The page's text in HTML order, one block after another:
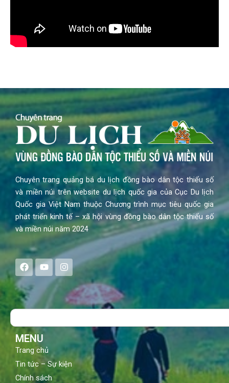
Chuyên trang quảng bá du lịch đồng bào dân tộc thiểu số
và miền núi trên website du lịch quốc gia của Cục Du lịch
Quốc gia Việt Nam thuộc Chương trình mục tiêu quốc gia
phát triển kinh tế – xã hội vùng đồng bào dân tộc thiểu số
và miền núi năm 2024
F
a
c
e
b
o
Y
o
u
t
u
b
I
n
s
a
g
Search
MENU
Trang chủ
Tin tức – Sự kiện
Chính sách